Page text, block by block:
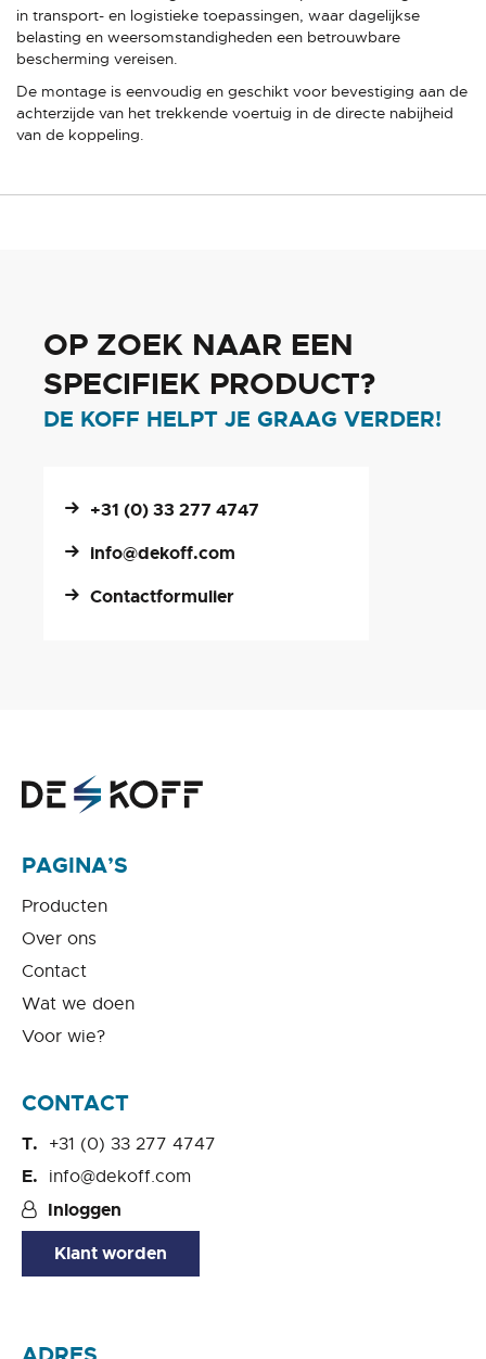
in transport- en logistieke toepassingen, waar dagelijkse
belasting en weersomstandigheden een betrouwbare
bescherming vereisen.
De montage is eenvoudig en geschikt voor bevestiging aan de
achterzijde van het trekkende voertuig in de directe nabijheid
van de koppeling.
OP ZOEK NAAR EEN
SPECIFIEK PRODUCT?
DE KOFF HELPT JE GRAAG VERDER!
+31 (0) 33 277 4747
info@dekoff.com
Contactformulier
PAGINA’S
Producten
Over ons
Contact
Wat we doen
Voor wie?
CONTACT
+31 (0) 33 277 4747
info@dekoff.com
Inloggen
Klant worden